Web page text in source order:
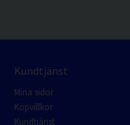
Kundtjänst
Mina sidor
Köpvillkor
Kundtjänst